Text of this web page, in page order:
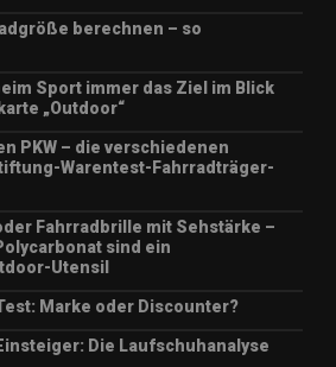
berechnen – so
Sport immer das Ziel im Blick
„Outdoor“
PKW – die verschiedenen
Warentest-Fahrradträger-
Fahrradbrille mit Sehstärke –
sind ein
Utensil
Marke oder Discounter?
Die Laufschuhanalyse